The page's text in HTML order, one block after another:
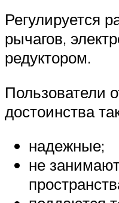
Регулируется
рычагов,
редуктором.
Пользователи
достоинства
надежные;
не